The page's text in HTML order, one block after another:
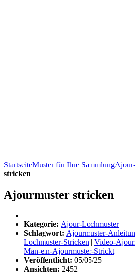
StartseiteMuster für Ihre Sammlung
stricken
Ajourmuster stricken
Kategorie: Ajour-Lochmuster
Schlagwort: Ajourmuster-
Lochmuster-Stricken
Video-
Man-ein-Ajourmuster-Strickt
Veröffentlicht: 05/05/25
Ansichten: 2452